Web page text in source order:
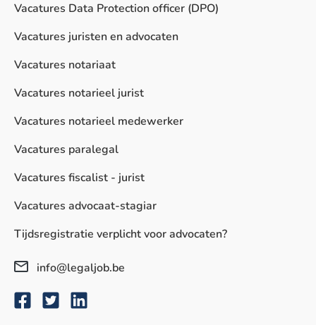
Vacatures Data Protection officer (DPO)
Vacatures juristen en advocaten
Vacatures notariaat
Vacatures notarieel jurist
Vacatures notarieel medewerker
Vacatures paralegal
Vacatures fiscalist - jurist
Vacatures advocaat-stagiar
Tijdsregistratie verplicht voor advocaten?
info@legaljob.be